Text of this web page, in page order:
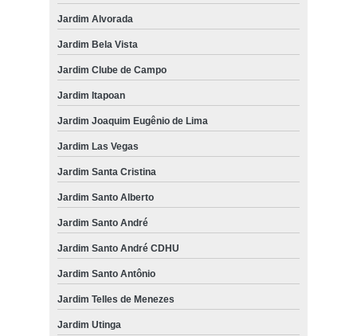
Jardim Alvorada
Jardim Bela Vista
Jardim Clube de Campo
Jardim Itapoan
Jardim Joaquim Eugênio de Lima
Jardim Las Vegas
Jardim Santa Cristina
Jardim Santo Alberto
Jardim Santo André
Jardim Santo André CDHU
Jardim Santo Antônio
Jardim Telles de Menezes
Jardim Utinga